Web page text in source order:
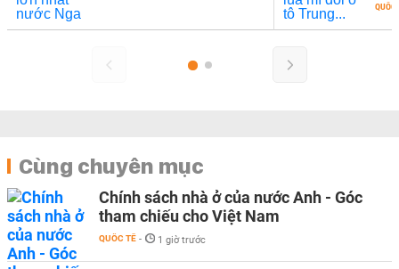
QUỐC
Cùng chuyên mục
Chính sách nhà ở của nước Anh - Góc
tham chiếu cho Việt Nam
QUỐC TẾ - 1 giờ trước